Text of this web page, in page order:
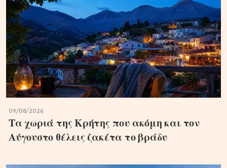
09/08/2026
Τα χωριά της Κρήτης που ακόμη και τον
Αύγουστο θέλεις ζακέτα το βράδυ